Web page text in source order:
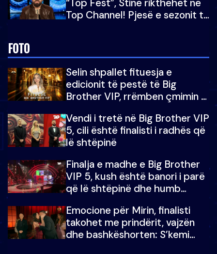
“Top Fest”, Stine rikthehet në
Top Channel! Pjesë e sezonit të
FOTO
Selin shpallet fituesja e
edicionit të pestë të Big
Brother VIP, rrëmben çmimin e
Vendi i tretë në Big Brother VIP
5, cili është finalisti i radhës që
lë shtëpinë
Finalja e madhe e Big Brother
VIP 5, kush është banori i parë
që lë shtëpinë dhe humb
çmimin e madh
Emocione për Mirin, finalisti
takohet me prindërit, vajzën
dhe bashkëshorten: S’kemi